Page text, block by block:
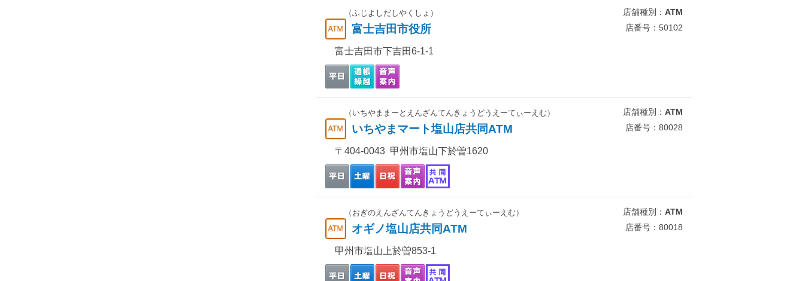
（ふじよしだしやくしょ）
富士吉田市役所
店舗種別： ATM
店番号：50102
富士吉田市下吉田6-1-1
（いちやままーとえんざんてんきょうどうえーてぃーえむ）
いちやまマート塩山店共同ATM
店舗種別： ATM
店番号：80028
〒404-0043 甲州市塩山下於曽1620
（おぎのえんざんてんきょうどうえーてぃーえむ）
オギノ塩山店共同ATM
店舗種別： ATM
店番号：80018
甲州市塩山上於曽853-1